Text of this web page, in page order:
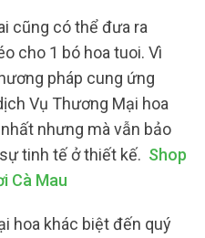
cũng có thể đưa ra
cho 1 bó hoa tuoi. Vì
pháp cung ứng
Vụ Thương Mại hoa
nhưng mà vẫn bảo
tinh tế ở thiết kế. Shop
Cà Mau
hoa khác biệt đến quý